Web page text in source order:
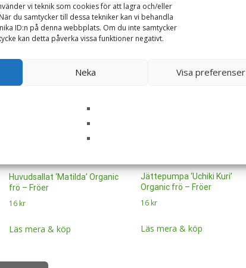
vi teknik som cookies för att lagra och/eller
du samtycker till dessa tekniker kan vi behandla
ID:n på denna webbplats. Om du inte samtycker
kan detta påverka vissa funktioner negativt.
Neka Visa preferenser
Huvudsallat ‘Matilda’ Organic
frö – Fröer
16 kr
Läs mera & köp
Jättepumpa ‘Uchiki Kuri’
Organic frö – Fröer
16 kr
Läs mera & köp